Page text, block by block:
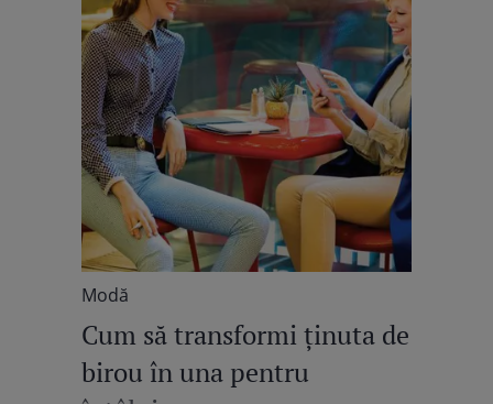
Modă
Cum să transformi ţinuta de
birou în una pentru